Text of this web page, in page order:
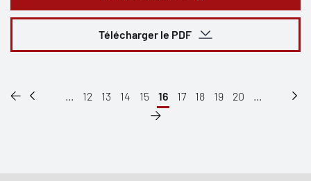
Télécharger le PDF
... 12 13 14 15 16 17 18 19 20 ...